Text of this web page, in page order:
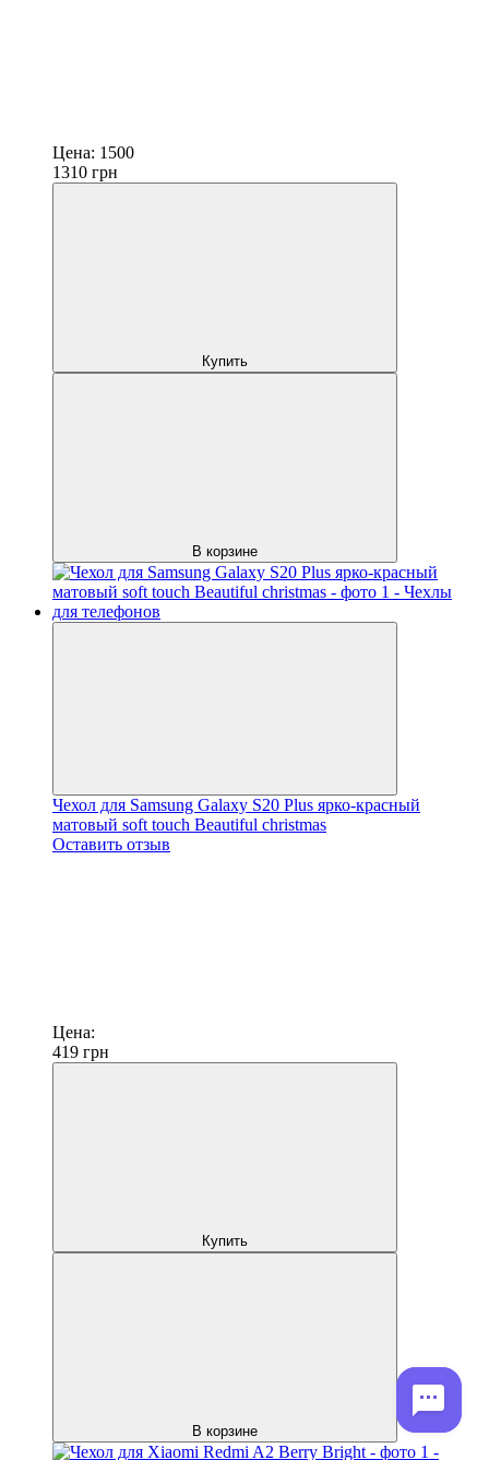
Цена: 1500
1310 грн
Купить
В корзине
Чехол для Samsung Galaxy S20 Plus ярко-красный
матовый soft touch Beautiful christmas
Оставить отзыв
Цена:
419 грн
Купить
В корзине